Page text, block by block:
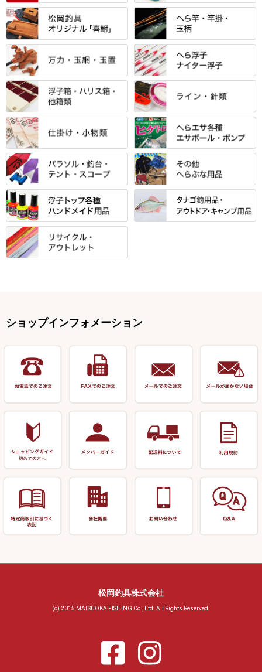
すべて
「雅（みやび）」シリーズ・エ
ントＰＬＵＳシリーズ
エントラント・ＳＰＷシリーズ
スモールクロコダイルシリーズ
エクセーヌ・スエードシリーズ
バッグ・小物ケース・ワッペン
クッション・シート・スカー
ト・エプロン
保護ケース
アクリルシリーズ・アクセサリ
すべて
「至高」シリーズ
万力付お膳
クワセ皿・コブ皿・角皿
浮子筒・浮子箱・ハリス箱・玉
ノ柄スタンド
小物箱・うどん箱・うどん皿
ハサミケース
カウンター
針外し・糸ほどき
すべて
シマノ
ダイワ
がまかつ
サクラ・NISSIN・合成竿・他
光竹作 カーボン竿掛・玉ノ柄
匠絆・かちどき・旋（めぐ
る）・千望・千尋・悠月・その
他
すべて
当店オリジナル「勝俊」作
光竹 製品
松村作（万力）
松村作（先受・その他）
万久作
岐山 製品
逍遥（しょうよう）
玉網（高級品）
替網・仕付糸
玉置（高級品）
万力付お膳・うどん皿
先受・メスネジ・その他
すべて
忠相・一志
昴 ・TOMO
りきや ・ 大祐
心也・士天・狂鬼
伊吹 ・ SATTO
KEN∑HI【ケンシ】
すべて
金鯱 シリーズ
浮子箱
浮子立て・浮子筒
ハリスケース
仕掛箱・小物箱
ハリスメジャー系
すべて
東レ・ラーヂ
サンライン ・ ダン
鬼掛・MARUTO
すべて
ウキ止めストッパー・糸・チュ
ーブ
ウキゴム 遊動式
松葉仕掛用
底取りアイテム
ハサミ
すべて
マルキュー 麩系
マルキュー その他
ポンプ絞り器・ポンプ類
すべて
パラソル
テント
リーズ
釣台 釣宝・その他
すべて
バック＆ロッドケース
偏光サングラス
小物ケース・保護ケース
防寒コーナー
すべて
浮子用素材
塗料用 筆
装飾品
リサイクル 竹竿（～19,999円）
リサイクル 竹竿（深山）
リサイクル 浮子
リサイクル 玉網・玉置・フラ
リサイクル 浮子箱・浮子筒・
アウトレット商品
ショップインフォメーション
松岡釣具株式会社
(c) 2015 MATSUOKA FISHING Co., Ltd. All Rights Reserved.